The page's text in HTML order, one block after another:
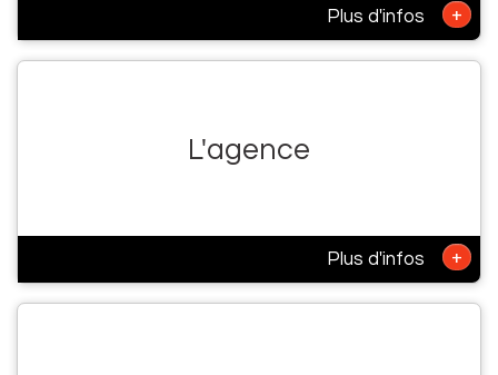
Plus d'infos +
L'agence
Plus d'infos +